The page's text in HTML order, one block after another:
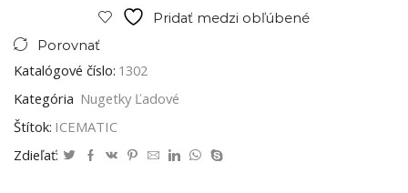
Pridať medzi obľúbené
Porovnať
Katalógové číslo: 1302
Kategória Nugetky Ľadové
Štítok: ICEMATIC
Zdieľať: